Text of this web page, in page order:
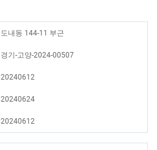
도내동 144-11 부근
경기-고양-2024-00507
20240612
20240624
20240612